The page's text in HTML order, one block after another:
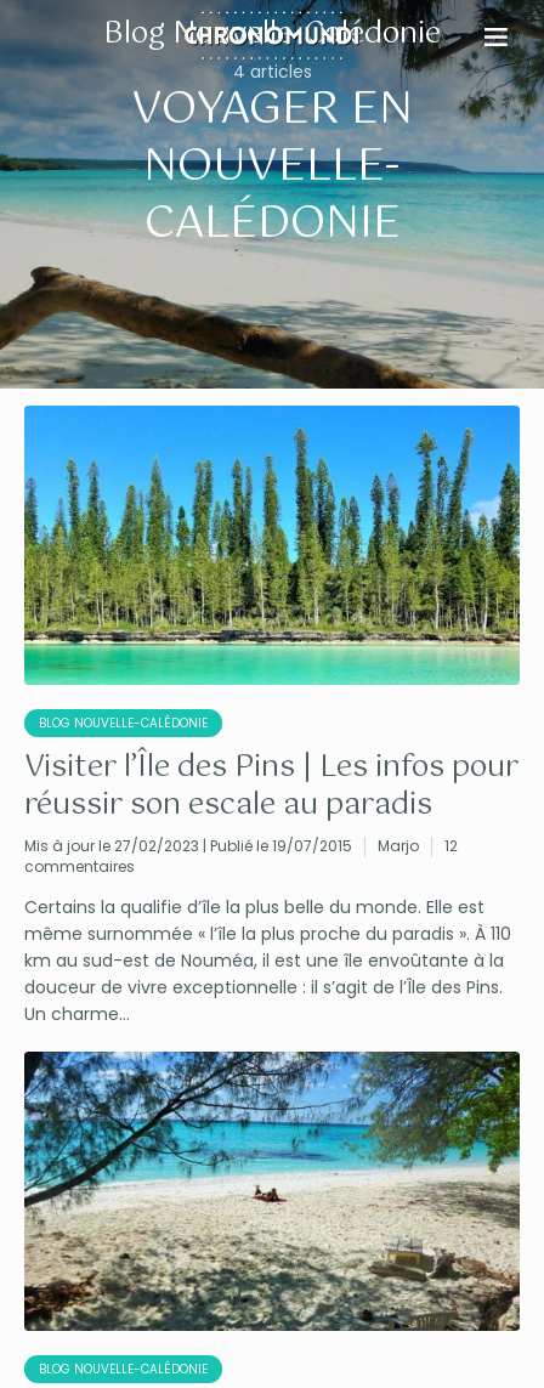
Blog Nouvelle-Calédonie
4 articles
VOYAGER EN
NOUVELLE-
CALÉDONIE
BLOG NOUVELLE-CALÉDONIE
Visiter l’Île des Pins | Les infos pour
réussir son escale au paradis
Mis à jour le 27/02/2023 | Publié le 19/07/2015 Marjo
12
commentaires
Certains la qualifie d’île la plus belle du monde. Elle est
même surnommée « l’île la plus proche du paradis ». À 110
km au sud-est de Nouméa, il est une île envoûtante à la
douceur de vivre exceptionnelle : il s’agit de l’Île des Pins.
Un charme...
BLOG NOUVELLE-CALÉDONIE